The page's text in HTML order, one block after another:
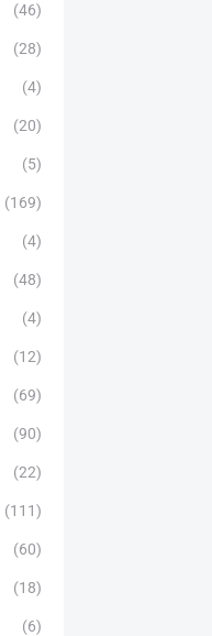
(46)
(28)
(4)
(20)
(5)
(169)
(4)
(48)
(4)
(12)
(69)
(90)
(22)
(111)
(60)
(18)
(6)